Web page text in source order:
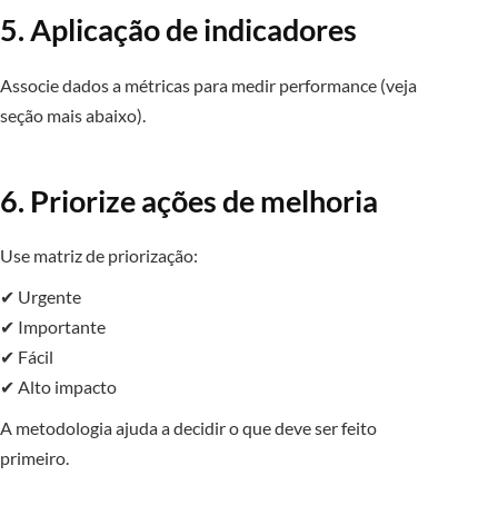
5. Aplicação de indicadores
Associe dados a métricas para medir performance (veja
seção mais abaixo).
6. Priorize ações de melhoria
Use matriz de priorização:
✔ Urgente
✔ Importante
✔ Fácil
✔ Alto impacto
A metodologia ajuda a decidir o que deve ser feito
primeiro.